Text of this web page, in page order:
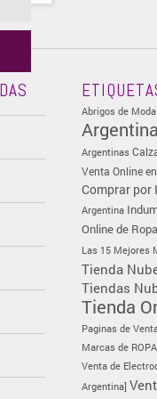
Abrigos de
Argentina
Argentinas
Venta Online
Comprar por
Argentina
Online de
Las 15 Mejores
Tienda
Tiendas
Tienda
Paginas de
Marcas de
Venta de
Argentina]